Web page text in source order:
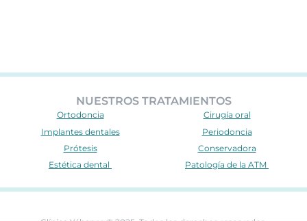
NUESTROS TRATAMIENTOS
Ortodoncia
Implantes dentales
Prótesis
Estética dental
Cirugía oral
Periodoncia
Conservadora
Patología de la ATM